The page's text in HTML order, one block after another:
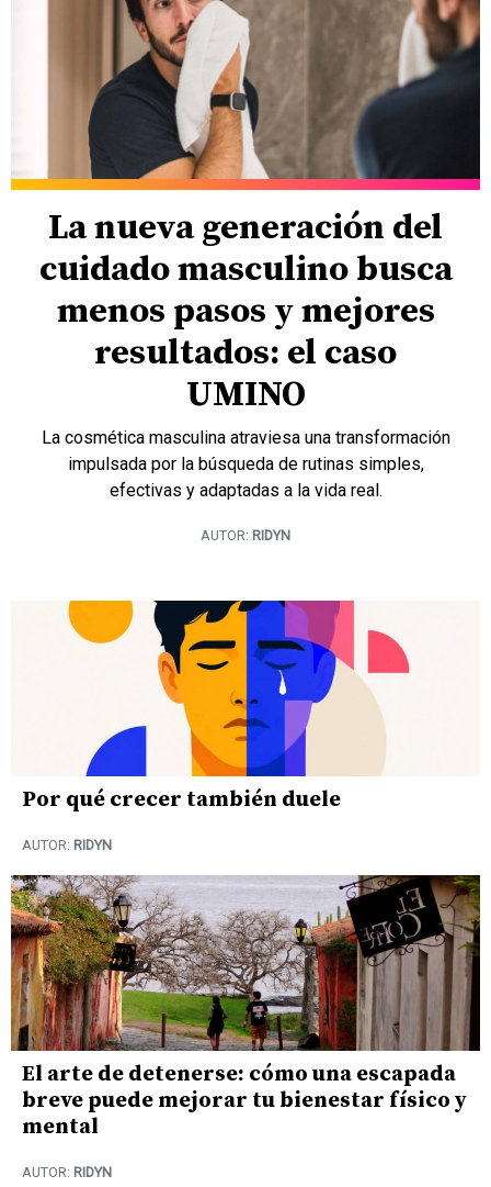
Por qué crecer también duele
AUTOR: RIDYN
El arte de detenerse: cómo una escapada
breve puede mejorar tu bienestar físico y
mental
AUTOR: RIDYN
La nueva generación del
cuidado masculino busca
menos pasos y mejores
resultados: el caso
UMINO
La cosmética masculina atraviesa una transformación
impulsada por la búsqueda de rutinas simples,
efectivas y adaptadas a la vida real.
AUTOR: RIDYN